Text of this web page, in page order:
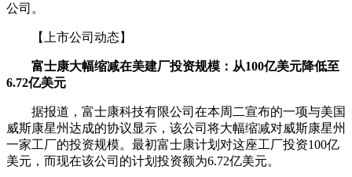
公司。
【上市公司动态】
富士康大幅缩减在美建厂投资规模：从100亿美元降低至
6.72亿美元
据报道，富士康科技有限公司在本周二宣布的一项与美国
威斯康星州达成的协议显示，该公司将大幅缩减对威斯康星州
一家工厂的投资规模。最初富士康计划对这座工厂投资100亿
美元，而现在该公司的计划投资额为6.72亿美元。